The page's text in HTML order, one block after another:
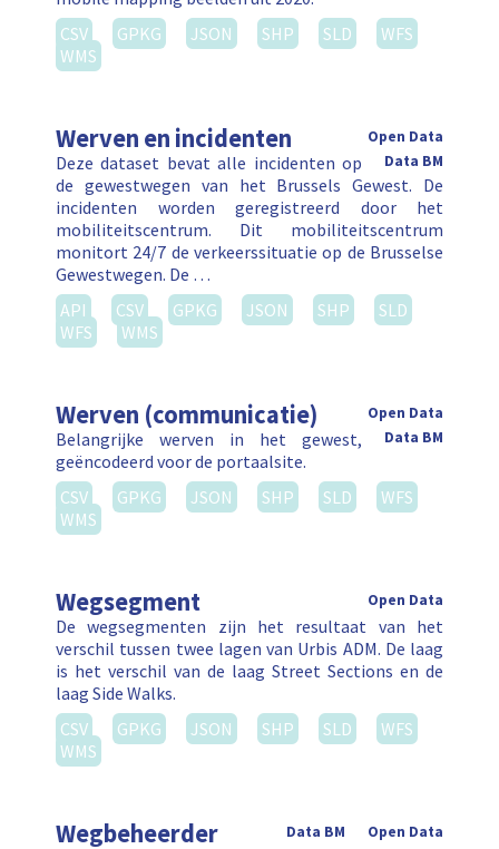
CSV
GPKG JSON SHP SLD
WFS
WMS
Werven en incidenten
Open Data
Data BM
Deze dataset bevat alle incidenten op
de gewestwegen van het Brussels Gewest. De
incidenten worden geregistreerd door het
mobiliteitscentrum. Dit mobiliteitscentrum
monitort 24/7 de verkeerssituatie op de Brusselse
Gewestwegen. De …
API
CSV GPKG JSON SHP
SLD
WFS
WMS
Werven (communicatie)
Open Data
Data BM
Belangrijke werven in het gewest,
geëncodeerd voor de portaalsite.
CSV
GPKG JSON SHP SLD
WFS
WMS
Wegsegment Open Data
De wegsegmenten zijn het resultaat van het
verschil tussen twee lagen van Urbis ADM. De laag
is het verschil van de laag Street Sections en de
laag Side Walks.
CSV
GPKG JSON SHP SLD
WFS
WMS
Wegbeheerder Open Data
Data BM